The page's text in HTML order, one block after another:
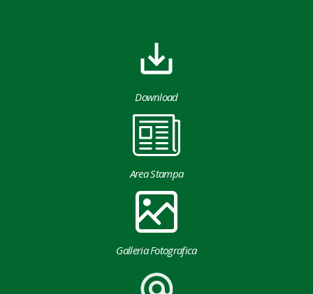
Download
Area Stampa
Galleria Fotografica